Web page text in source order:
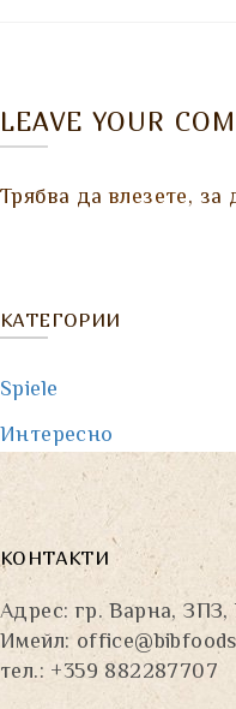
LEAVE YOUR
Трябва давлезете, за
КАТЕГОРИИ
Spiele
Интересно
КОНТАКТИ
Адрес: гр. Варна,
Имейл:
тел.: +359 882287707